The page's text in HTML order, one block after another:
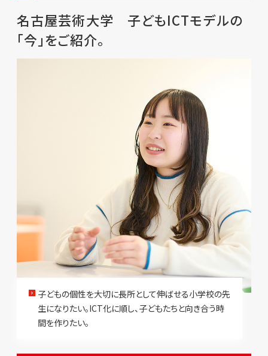
名古屋芸術大学 子どもICTモデルの
「今」をご紹介。
子どもの個性を大切に長所として伸ばせる小学校の先
生になりたい。ICT化に順し、子どもたちと向き合う時
間を作りたい。